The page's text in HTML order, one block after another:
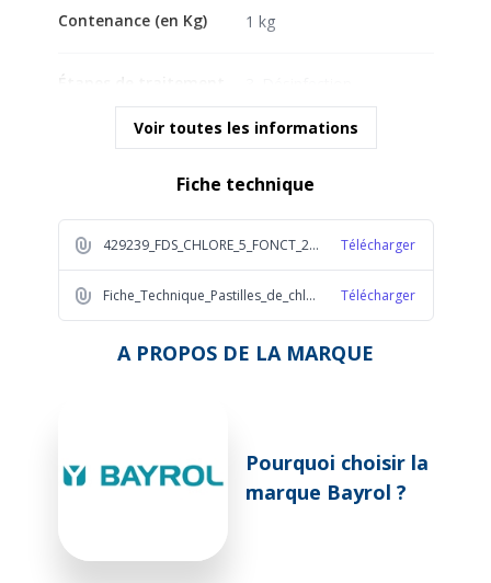
Contenance (en Kg) 1 kg
Étapes de traitement
Forme du produit Pastilles
Voir toutes les informations
Fiche technique
429239_FDS_CHLORE_5_FONCT_20G_HS_1KG_BAYR_2023_FR_1_ad15 Télécharger
Fiche_Technique_Pastilles_de_chlore_5_fonctions_Mini_Pool_Spa_a5e7 Télécharger
A PROPOS DE LA MARQUE
Pourquoi choisir la
marque Bayrol ?